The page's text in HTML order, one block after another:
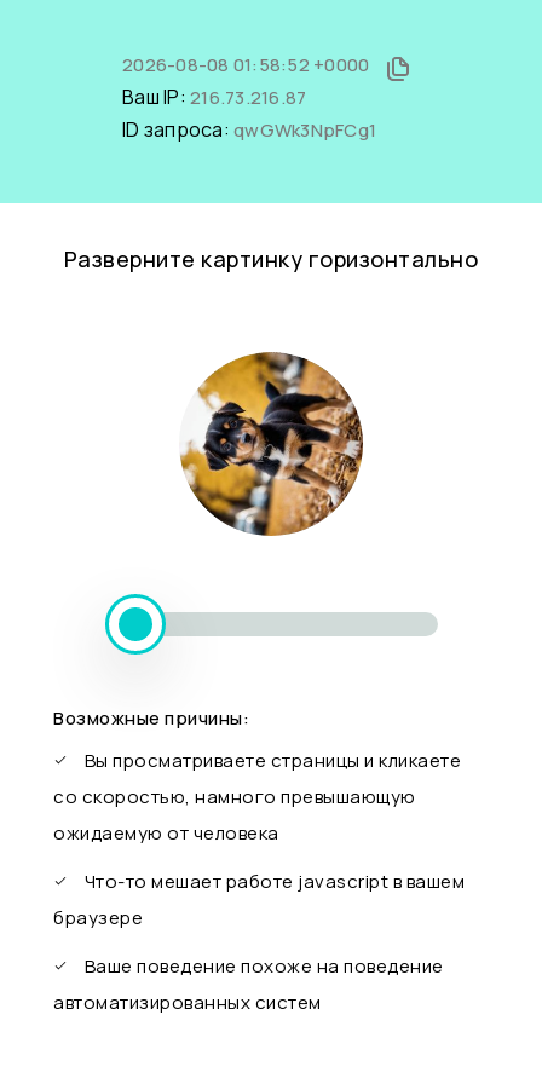
2026-08-08 01:58:52 +0000
Ваш IP: 216.73.216.87
ID запроса: qwGWk3NpFCg1
Разверните картинку горизонтально
Возможные причины:
Вы просматриваете страницы и кликаете
со скоростью, намного превышающую
ожидаемую от человека
Что-то мешает работе javascript в вашем
браузере
Ваше поведение похоже на поведение
автоматизированных систем